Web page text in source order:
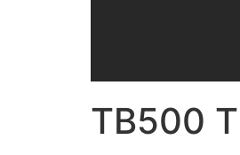
TB500